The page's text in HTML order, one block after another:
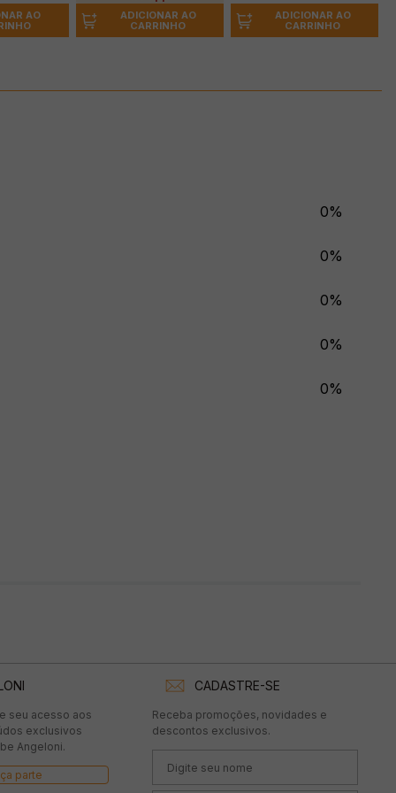
AO
ADICIONAR AO
CARRINHO
ADICIONAR AO
CARRINHO
0%
0%
0%
0%
0%
seu acesso aos
exclusivos
Angeloni.
parte
CADASTRE-SE
Receba promoções, novidades e
descontos exclusivos.